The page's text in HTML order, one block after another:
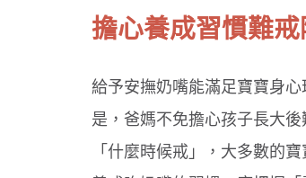
擔心養成習慣難戒
給予安撫奶嘴能滿足寶寶身
是，爸媽不免擔心孩子長大
「什麼時候戒」，大多數的